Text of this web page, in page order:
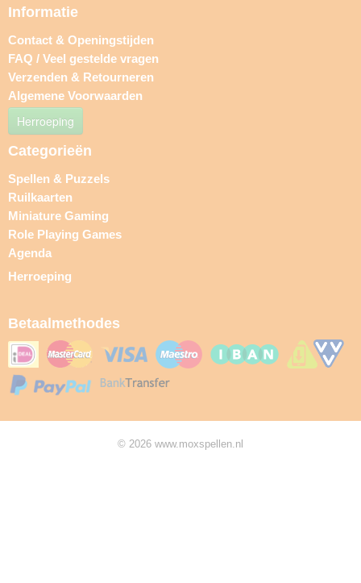
Informatie
Contact & Openingstijden
FAQ / Veel gestelde vragen
Verzenden & Retourneren
Algemene Voorwaarden
Herroeping
Categorieën
Spellen & Puzzels
Ruilkaarten
Miniature Gaming
Role Playing Games
Agenda
Herroeping
Betaalmethodes
© 2026 www.moxspellen.nl